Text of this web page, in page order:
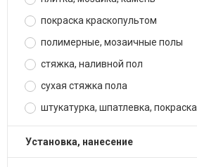
покраска краскопультом
полимерные, мозаичные полы
стяжка, наливной пол
сухая стяжка пола
штукатурка, шпатлевка, покраска
установка, нанесение